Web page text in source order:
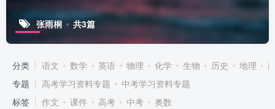
张雨桐 共3篇
分类 语文 数学 英语 物理 化学 生物 历史 地理
专题
高考学习资料专题
中考学习资料专题
标签
作文 课件 高考 中考
奥数